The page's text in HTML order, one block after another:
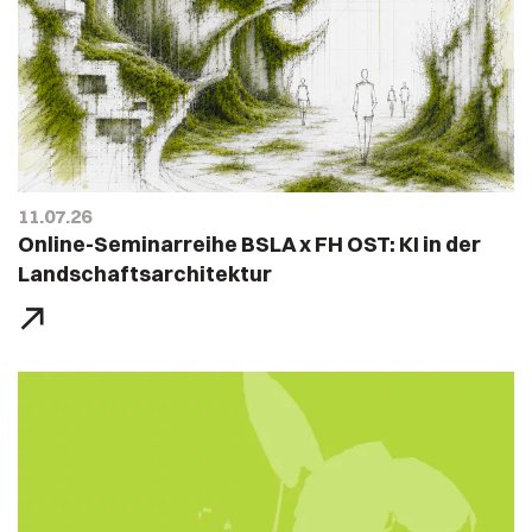
11.07.26
Online-Seminarreihe BSLA x FH OST: KI in der
Landschaftsarchitektur